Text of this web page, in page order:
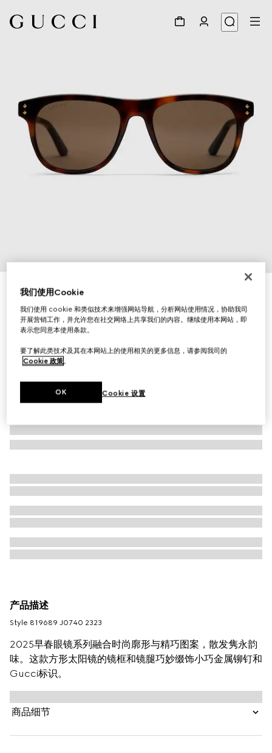
方形镜框太阳眼镜
€ 330
相关款式棕色
产品描述
Style ‎819689 J0740 2323
2025早春眼镜系列融合时尚廓形与精巧图案，散发隽永韵
味。这款方形太阳镜的镜框和镜腿巧妙缀饰小巧金属铆钉和
Gucci标识。
商品细节
我们使用Cookie
我们使用 cookie 和类似技术来增强网站导航，分析网站使用情况，协助我司
开展营销工作，并允许您在社交网络上共享我们的内容。继续使用本网站，即
表示您同意本使用条款。
要了解此类技术及其在本网站上的使用相关的更多信息，请参阅我司的
Cookie 政策。
Cookie 设置
OK